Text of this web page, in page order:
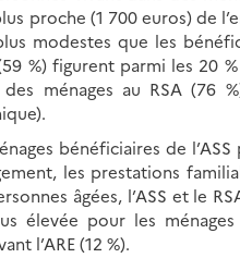
proche (1 700 euros) de
modestes que les
(59 %) figurent parmi les 20
des ménages au RSA (76
bénéficiaires de
les prestations
âgées, l’ASS et le
élevée pour les
l’ARE (12 %).